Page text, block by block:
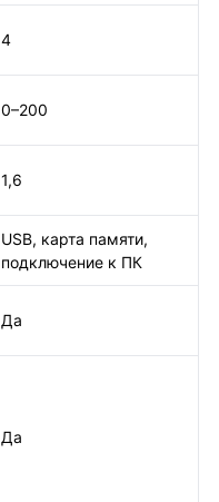
4
0–200
1,6
USB, карта памяти,
подключение к ПК
Да
Да